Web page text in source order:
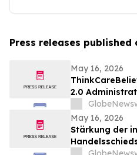
Press releases published
May 16, 2026
ThinkCareBelieve: Week 69 of the
2.0
May 16, 2026
Stärkung der